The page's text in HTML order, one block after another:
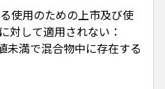
使用のための上市及び使
対して適用されない：
未満で混合物中に存在する